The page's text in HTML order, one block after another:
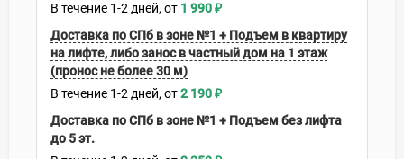
В течение 1-2 дней 1 990₽
Доставка по СПб в зоне №1 + Подъем в квартиру
на лифте, либо занос в частный дом на 1 этаж
(пронос не более 30 м)
В течение 1-2 дней 2 190₽
Доставка по СПб в зоне №1 + Подъем без лифта
до 5 эт.